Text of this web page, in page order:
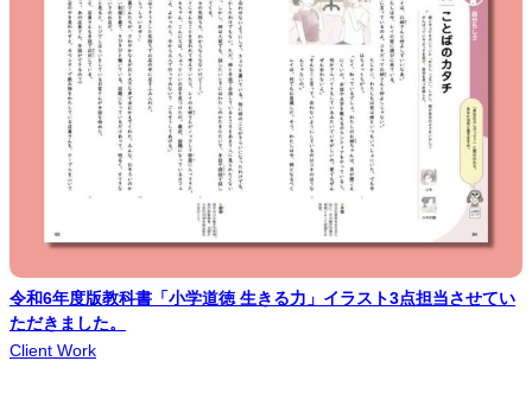
令和6年度版教科書「小学道徳 生きる力」イラスト3点担当させてい
ただきました。
Client Work